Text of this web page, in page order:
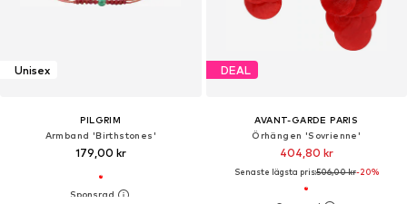
Unisex
PILGRIM
Armband 'Birthstones'
179,00 kr
DEAL
AVANT-GARDE PARIS
Örhängen 'Sovrienne'
404,80 kr
Senaste lägsta pris:506,00 kr-20%